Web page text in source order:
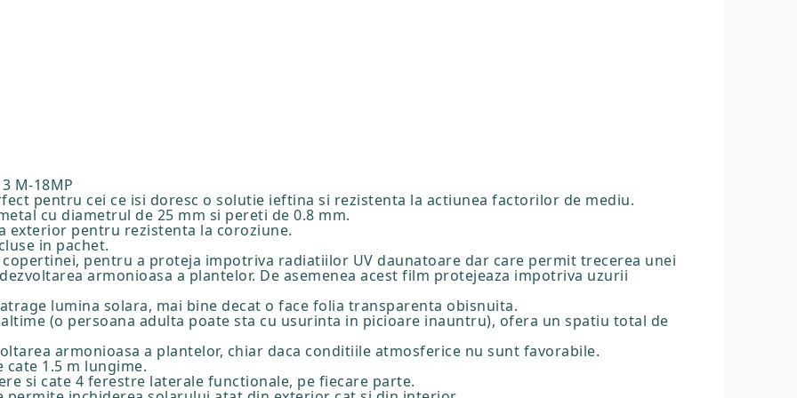
3 M-18MP
pentru cei ce isi doresc o solutie ieftina si rezistenta la actiunea factorilor de mediu.
cu diametrul de 25 mm si pereti de 0.8 mm.
exterior pentru rezistenta la coroziune.
in pachet.
pentru a proteja impotriva radiatiilor UV daunatoare dar care permit trecerea unei
armonioasa a plantelor. De asemenea acest film protejeaza impotriva uzurii
lumina solara, mai bine decat o face folia transparenta obisnuita.
(o persoana adulta poate sta cu usurinta in picioare inauntru), ofera un spatiu total de
armonioasa a plantelor, chiar daca conditiile atmosferice nu sunt favorabile.
1.5 m lungime.
si cate 4 ferestre laterale functionale, pe fiecare parte.